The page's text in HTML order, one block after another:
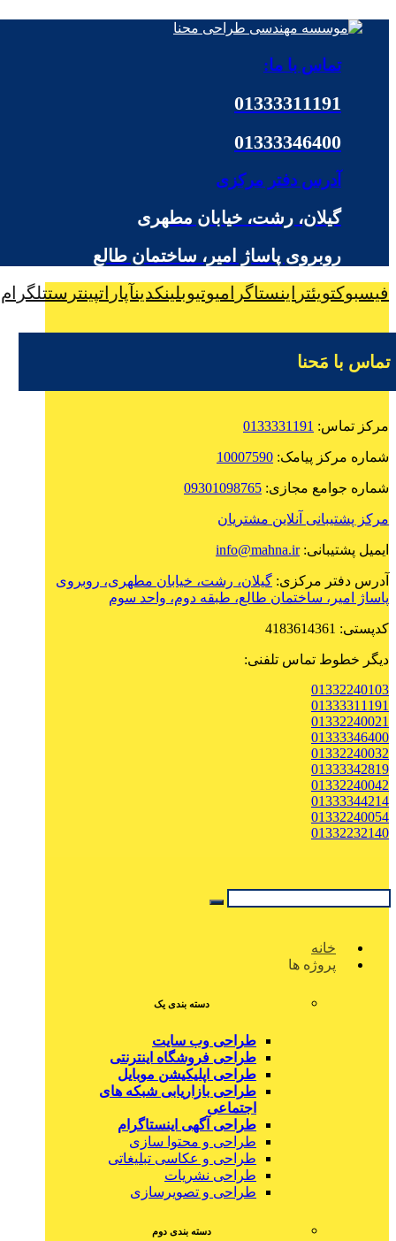
تماس با ما:
01333311191
01333346400
آدرس دفتر مرکزی
گیلان، رشت، خیابان مطهری
روبروی پاساژ امیر، ساختمان طالع
فیسبوکتویئتر اینستاگرامیوتیوبلینکدینآپاراتپینترستتلگرام
تماس با مَحنا
مرکز تماس: 0133331191
شماره مرکز پیامک: 10007590
شماره جوامع مجازی: 09301098765
مرکز پشتیبانی آنلاین مشتریان
ایمیل پشتیبانی:info@mahna.ir
آدرس دفتر مرکزی: گیلان، رشت، خیابان مطهری، روبروی
پاساژ امیر، ساختمان طالع، طبقه دوم، واحد سوم
کدپستی: 4183614361
دیگر خطوط تماس تلفنی:
01332240103
01333311191
01332240021
01333346400
01332240032
01333342819
01332240042
01333344214
01332240054
01332232140
خانه
پروژه ها
دسته بندی یک
طراحی وب سایت
طراحی فروشگاه اینترنتی
طراحی اپلیکیشن موبایل
طراحی بازاریابی شبکه های
اجتماعی
طراحی آگهی اینستاگرام
طراحی و محتوا سازی
طراحی و عکاسی تبلیغاتی
طراحی نشریات
طراحی و تصویرسازی
دسته بندی دوم